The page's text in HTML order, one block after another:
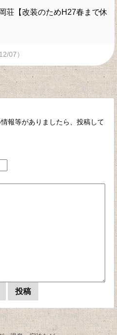
荘【改装のためH27春まで休
07）
報等がありましたら、投稿して